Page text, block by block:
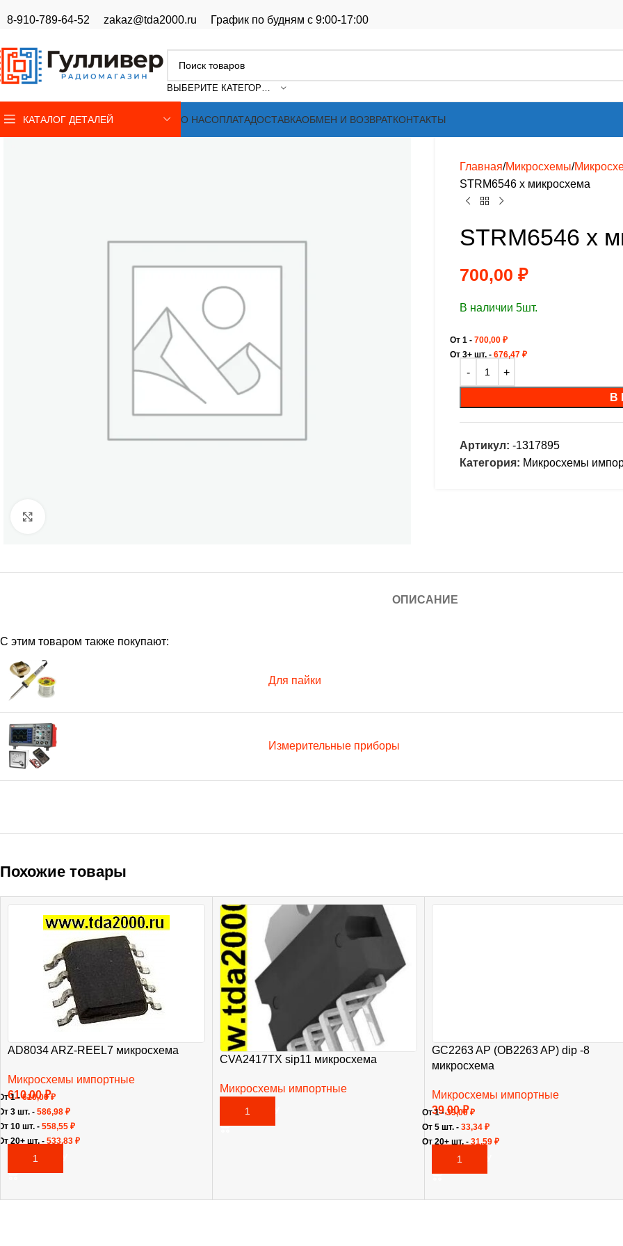
8-910-789-64-52 zakaz@tda2000.ru График по будням с 9:00-17:00
ВЫБЕРИТЕ КАТЕГОРИЮ
КАТАЛОГ ДЕТАЛЕЙ О НАСОПЛАТАДОСТАВКАОБМЕН И ВОЗВРАТКОНТАКТЫ
Главная Микросхемы
STRM6546 х микросхема
STRM6546 х
700,00 ₽
В наличии 5шт.
От 1 - 700,00 ₽
От 3+ шт. - 676,47 ₽
В
Артикул: -1317895
Категория: Микросхемы
ОПИСАНИЕ
С этим товаром также покупают:
Для пайки
Измерительные приборы
Похожие товары
AD8034 ARZ-REEL7 микросхема
Микросхемы импортные
610,00₽
В КОРЗИНУ
1 -610,00₽
3 шт. - 586,98 ₽
10 шт. - 558,55 ₽
20+ шт. - 533,83 ₽
CVA2417TX sip11 микросхема
Микросхемы импортные
В КОРЗИНУ
GC2263 AP (OB2263 AP) dip -8
микросхема
Микросхемы импортные
39,00₽
В КОРЗИНУ
От 1 -39,00₽
От 5 шт. - 33,34 ₽
От 20+ шт. - 31,59 ₽